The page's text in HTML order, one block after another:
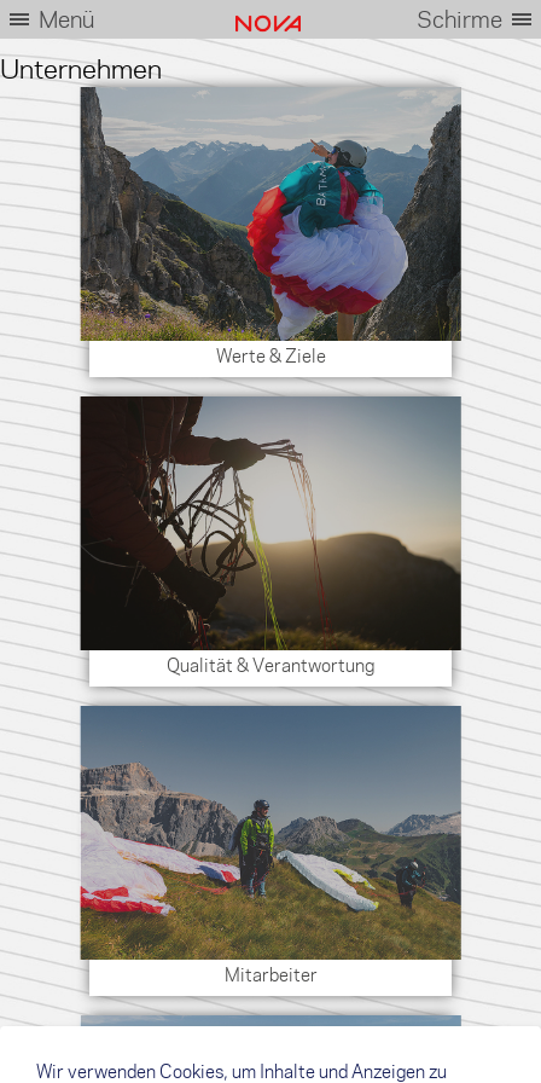
Menü Schirme
Unternehmen
Werte & Ziele
Qualität & Verantwortung
Mitarbeiter
Wir verwenden Cookies, um Inhalte und Anzeigen zu